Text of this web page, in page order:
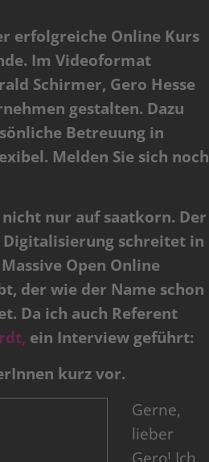
erfolgreiche Online Kurs
Im Videoformat
Schirmer, Gero Hesse
gestalten. Dazu
Betreuung in
Melden Sie sich noch
nur auf saatkorn. Der
schreitet in
Open Online
der wie der Name schon
Da ich auch Referent
ein Interview geführt:
kurz vor.
Gerne,
lieber